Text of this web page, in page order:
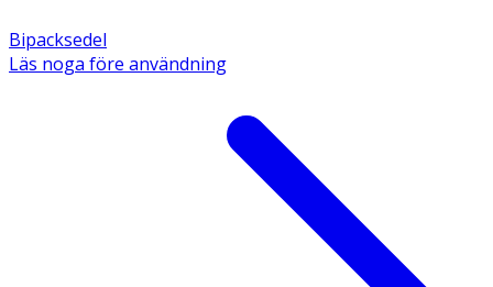
Bipacksedel
Läs noga före användning